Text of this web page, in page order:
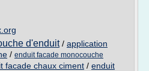
d'enduit/ application
/ enduit facade monocouche
facade chaux ciment / enduit